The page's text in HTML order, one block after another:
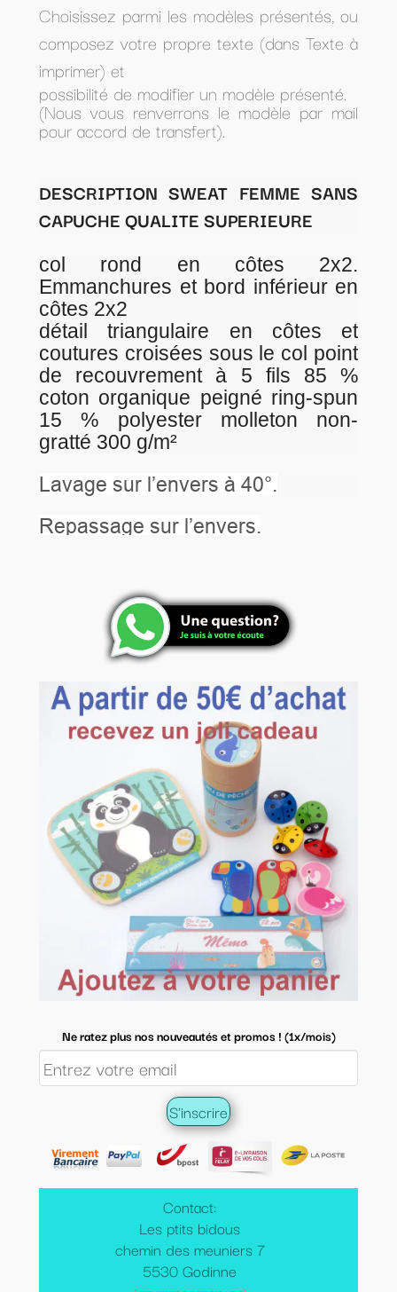
Contact:
Les ptits bidous
chemin des meuniers 7
5530 Godinne
Ne ratez plus nos nouveautés et promos ! (1x/mois)
Choisissez parmi les modèles présentés, ou
composez votre propre texte (dans Texte à
imprimer) et
possibilité de modifier un modèle présenté.
(Nous vous renverrons le modèle par mail
pour accord de transfert).
DESCRIPTION SWEAT FEMME SANS
CAPUCHE QUALITE SUPERIEURE
col rond en côtes 2x2.
Emmanchures et bord inférieur en
côtes 2x2
détail triangulaire en côtes et
coutures croisées sous le col point
de recouvrement à 5 fils 85 %
coton organique peigné ring-spun
15 % polyester molleton non-
gratté 300 g/m²
Lavage sur l’envers à 40°.
Repassage sur l’envers.